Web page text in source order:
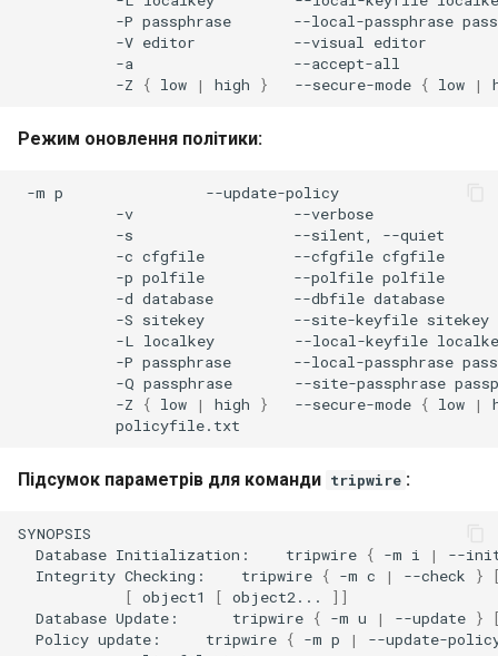
-P passphrase
--local-passphrase
-V editor --visual
-a
-Z
{ low | high } --secure-mode { low |
Режим оновлення політики:
-m p
-v
-s
--silent,
-c cfgfile --cfgfile
-p polfile --polfile
-d database --dbfile
-S sitekey --site-keyfile
-L
localkey
--local-keyfile
-P passphrase
--local-passphrase
-Q passphrase
--site-passphrase
-Z
{ low | high } --secure-mode { low |
Підсумок параметрів для команди tripwire :
Database Initialization: tripwire { -m i |
--
Integrity Checking: tripwire { -m c | --check }
[ object1 [ object2...
]]
Database Update: tripwire { -m u | --update }
Policy update: tripwire { -m p |
--update-